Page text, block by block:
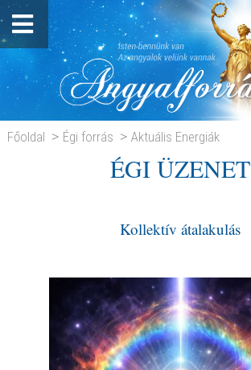
Főoldal Égi forrás
Aktuális Energiák
ÉGI ÜZENET
Kollektív átalakulás